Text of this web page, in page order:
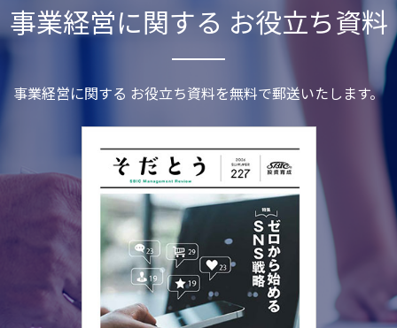
事業経営に関する お役立ち資料
事業経営に関する お役立ち資料を無料で郵送いたします。